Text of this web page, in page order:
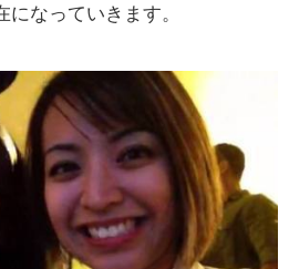
なっていきます。